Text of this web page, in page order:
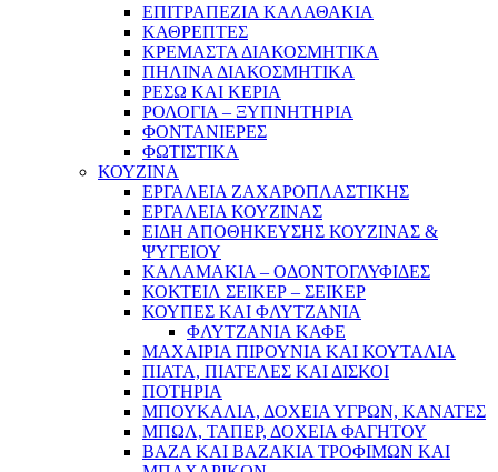
ΕΠΙΤΡΑΠΕΖΙΑ ΚΑΛΑΘΑΚΙΑ
ΚΑΘΡΕΠΤΕΣ
ΚΡΕΜΑΣΤΑ ΔΙΑΚΟΣΜΗΤΙΚΑ
ΠΗΛΙΝΑ ΔΙΑΚΟΣΜΗΤΙΚΑ
ΡΕΣΩ ΚΑΙ ΚΕΡΙΑ
ΡΟΛΟΓΙΑ – ΞΥΠΝΗΤΗΡΙΑ
ΦΟΝΤΑΝΙΕΡΕΣ
ΦΩΤΙΣΤΙΚΑ
ΚΟΥΖΙΝΑ
ΕΡΓΑΛΕΙΑ ΖΑΧΑΡΟΠΛΑΣΤΙΚΗΣ
ΕΡΓΑΛΕΙΑ ΚΟΥΖΙΝΑΣ
ΕΙΔΗ ΑΠΟΘΗΚΕΥΣΗΣ ΚΟΥΖΙΝΑΣ &
ΨΥΓΕΙΟΥ
ΚΑΛΑΜΑΚΙΑ – ΟΔΟΝΤΟΓΛΥΦΙΔΕΣ
ΚΟΚΤΕΙΛ ΣΕΙΚΕΡ – ΣΕΙΚΕΡ
ΚΟΥΠΕΣ ΚΑΙ ΦΛΥΤΖΑΝΙΑ
ΦΛΥΤΖΑΝΙΑ ΚΑΦΕ
ΜΑΧΑΙΡΙΑ ΠΙΡΟΥΝΙΑ ΚΑΙ ΚΟΥΤΑΛΙΑ
ΠΙΑΤΑ, ΠΙΑΤΕΛΕΣ ΚΑΙ ΔΙΣΚΟΙ
ΠΟΤΗΡΙΑ
ΜΠΟΥΚΑΛΙΑ, ΔΟΧΕΙΑ ΥΓΡΩΝ, ΚΑΝΑΤΕΣ
ΜΠΩΛ, ΤΑΠΕΡ, ΔΟΧΕΙΑ ΦΑΓΗΤΟΥ
ΒΑΖΑ ΚΑΙ ΒΑΖΑΚΙΑ ΤΡΟΦΙΜΩΝ ΚΑΙ